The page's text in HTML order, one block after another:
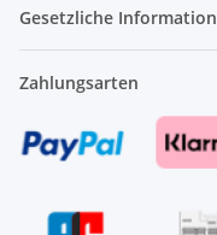
Gesetzliche
Zahlungsarten